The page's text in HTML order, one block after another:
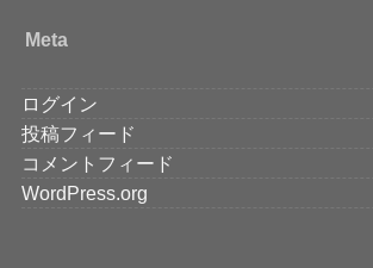
Meta
ログイン
投稿フィード
コメントフィード
WordPress.org